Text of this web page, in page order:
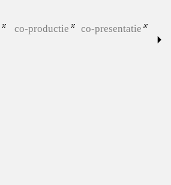
co-productie
co-presentatie